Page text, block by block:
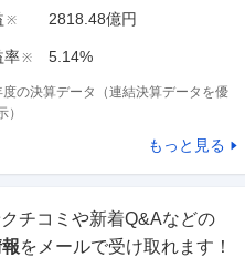
※ 2818.48億円
率※ 5.14%
度の決算データ（連結決算データを優
）
もっと見る
チコミや新着Q&Aなどの
をメールで受け取れます！